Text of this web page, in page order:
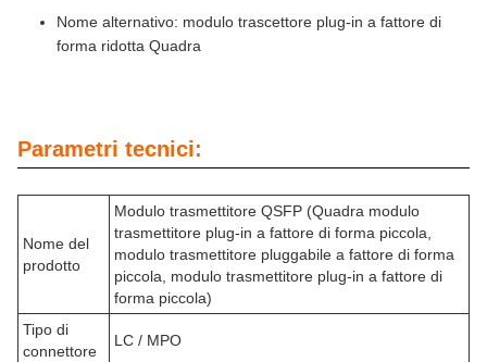
Nome alternativo: modulo trascettore plug-in a fattore di
forma ridotta Quadra
Parametri tecnici:
Nome del
prodotto
Modulo trasmettitore QSFP (Quadra modulo
trasmettitore plug-in a fattore di forma piccola,
modulo trasmettitore pluggabile a fattore di forma
piccola, modulo trasmettitore plug-in a fattore di
forma piccola)
Tipo di
connettore
LC / MPO